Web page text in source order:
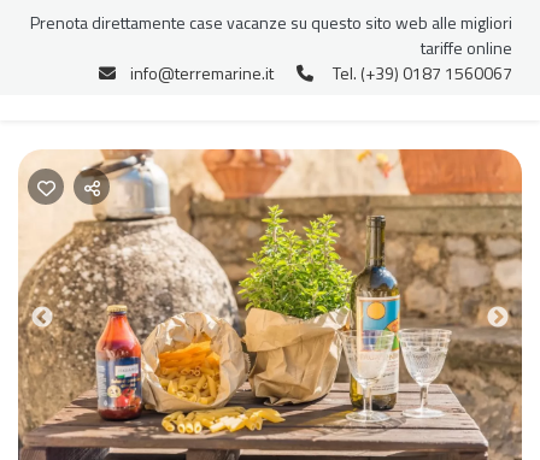
Previous
Prenota direttamente case vacanze su questo sito web alle migliori
tariffe online
info@terremarine.it
Tel. (+39) 0187 1560067